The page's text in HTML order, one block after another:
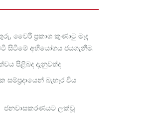
වෛරී ප්‍රකාශ කුණාටු මැද
සිටීමේ අභියෝගය ජයගැනීම.
පිළිබද දැනුවත්ද
බැහැර විය
ලක්වූ